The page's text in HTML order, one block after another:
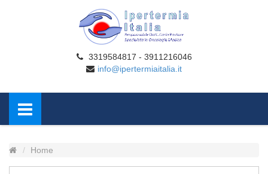
3319584817 - 3911216046
info@ipertermiaitalia.it
Home